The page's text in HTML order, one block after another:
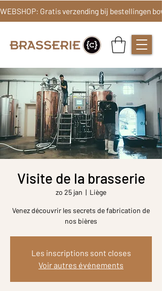
Visite de la brasserie
zo 25 jan
  |
Liège
Venez découvrir les secrets de fabrication de
nos bières
Les inscriptions sont closes
Voir autres événements